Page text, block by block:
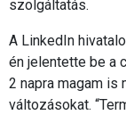
szolgáltatás.
A LinkedIn
én jelentette be a
2 napra magam is
változásokat.